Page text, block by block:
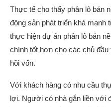
Thực tế cho thấy phân lô bán
động sản phát triển khá mạnh
thực hiện dự án phân lô bán
chính tốt hơn cho các chủ
hồi vốn.
Với khách hàng có nhu cầu
lợi. Người có nhà gắn liền với